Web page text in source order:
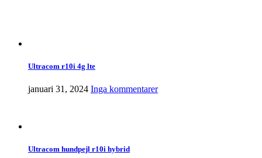
Ultracom r10i 4g lte
januari 31, 2024 Inga kommentarer
Ultracom hundpejl r10i hybrid